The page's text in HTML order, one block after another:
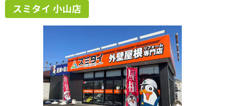
スミタイ 小山店